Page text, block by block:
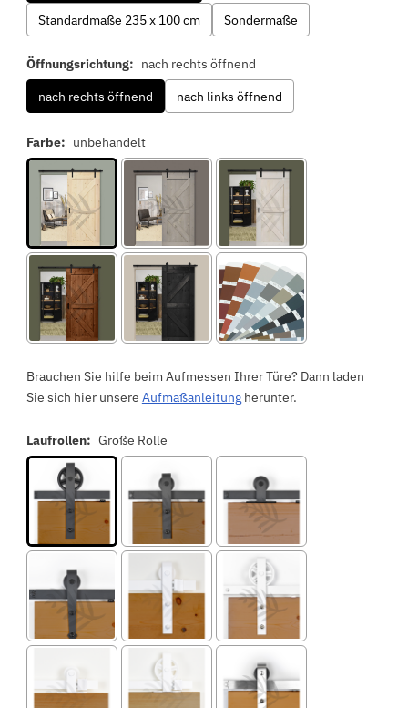
Standardmaße 235 x 100 cm
Sondermaße
Öffnungsrichtung: nach rechts öffnend
nach rechts öffnend
nach links öffnend
Farbe: unbehandelt
Brauchen Sie hilfe beim Aufmessen Ihrer Türe? Dann laden
Sie sich hier unsere Aufmaßanleitungherunter.
Laufrollen: Große Rolle